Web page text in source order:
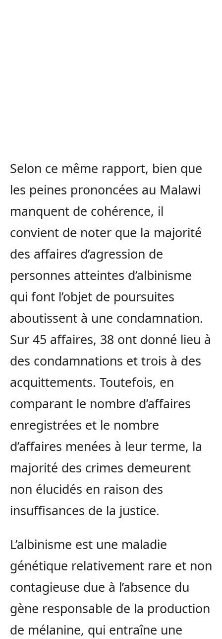
Selon ce même rapport, bien que
les peines prononcées au Malawi
manquent de cohérence, il
convient de noter que la majorité
des affaires d’agression de
personnes atteintes d’albinisme
qui font l’objet de poursuites
aboutissent à une condamnation.
Sur 45 affaires, 38 ont donné lieu à
des condamnations et trois à des
acquittements. Toutefois, en
comparant le nombre d’affaires
enregistrées et le nombre
d’affaires menées à leur terme, la
majorité des crimes demeurent
non élucidés en raison des
insuffisances de la justice.
L’albinisme est une maladie
génétique relativement rare et non
contagieuse due à l’absence du
gène responsable de la production
de mélanine, qui entraîne une